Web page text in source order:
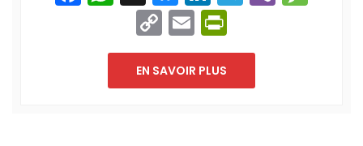
Copy
Link
Email
EN SAVOIR PLUS